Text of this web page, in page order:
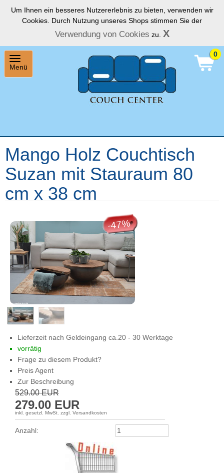
Um Ihnen ein besseres Nutzererlebnis zu bieten, verwenden wir
Cookies. Durch Nutzung unseres Shops stimmen Sie der
Verwendung von Cookies zu. X
0
Toggle
navigation
Menü
Mango Holz Couchtisch
Suzan mit Stauraum 80
cm x 38 cm
-47%
Lieferzeit nach Geldeingang ca.20 - 30 Werktage
vorrätig
Frage zu diesem Produkt?
Preis Agent
Zur Beschreibung
529.00EUR
279.00 EUR
inkl. gesetzl. MwSt. zzgl. Versandkosten
Anzahl: